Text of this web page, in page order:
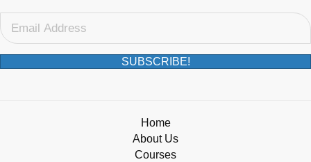
SUBSCRIBE!
Home
About Us
Courses